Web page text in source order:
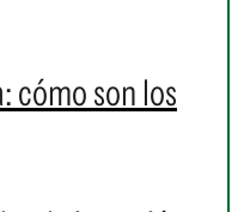
cómo son los